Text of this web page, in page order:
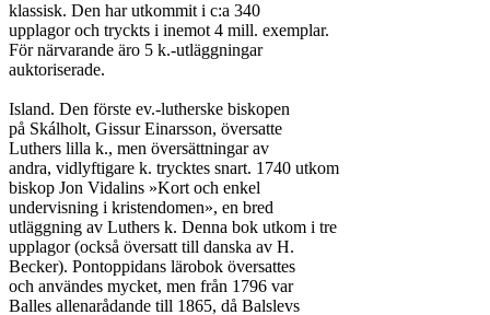
klassisk. Den har utkommit i c:a 340
upplagor och tryckts i inemot 4 mill. exemplar.
För närvarande äro 5 k.-utläggningar
auktoriserade.
Island. Den förste ev.-lutherske biskopen
på Skálholt, Gissur Einarsson, översatte
Luthers lilla k., men översättningar av
andra, vidlyftigare k. trycktes snart. 1740 utkom
biskop Jon Vidalins »Kort och enkel
undervisning i kristendomen», en bred
utläggning av Luthers k. Denna bok utkom i tre
upplagor (också översatt till danska av H.
Becker). Pontoppidans lärobok översattes
och användes mycket, men från 1796 var
Balles allenarådande till 1865, då Balslevs